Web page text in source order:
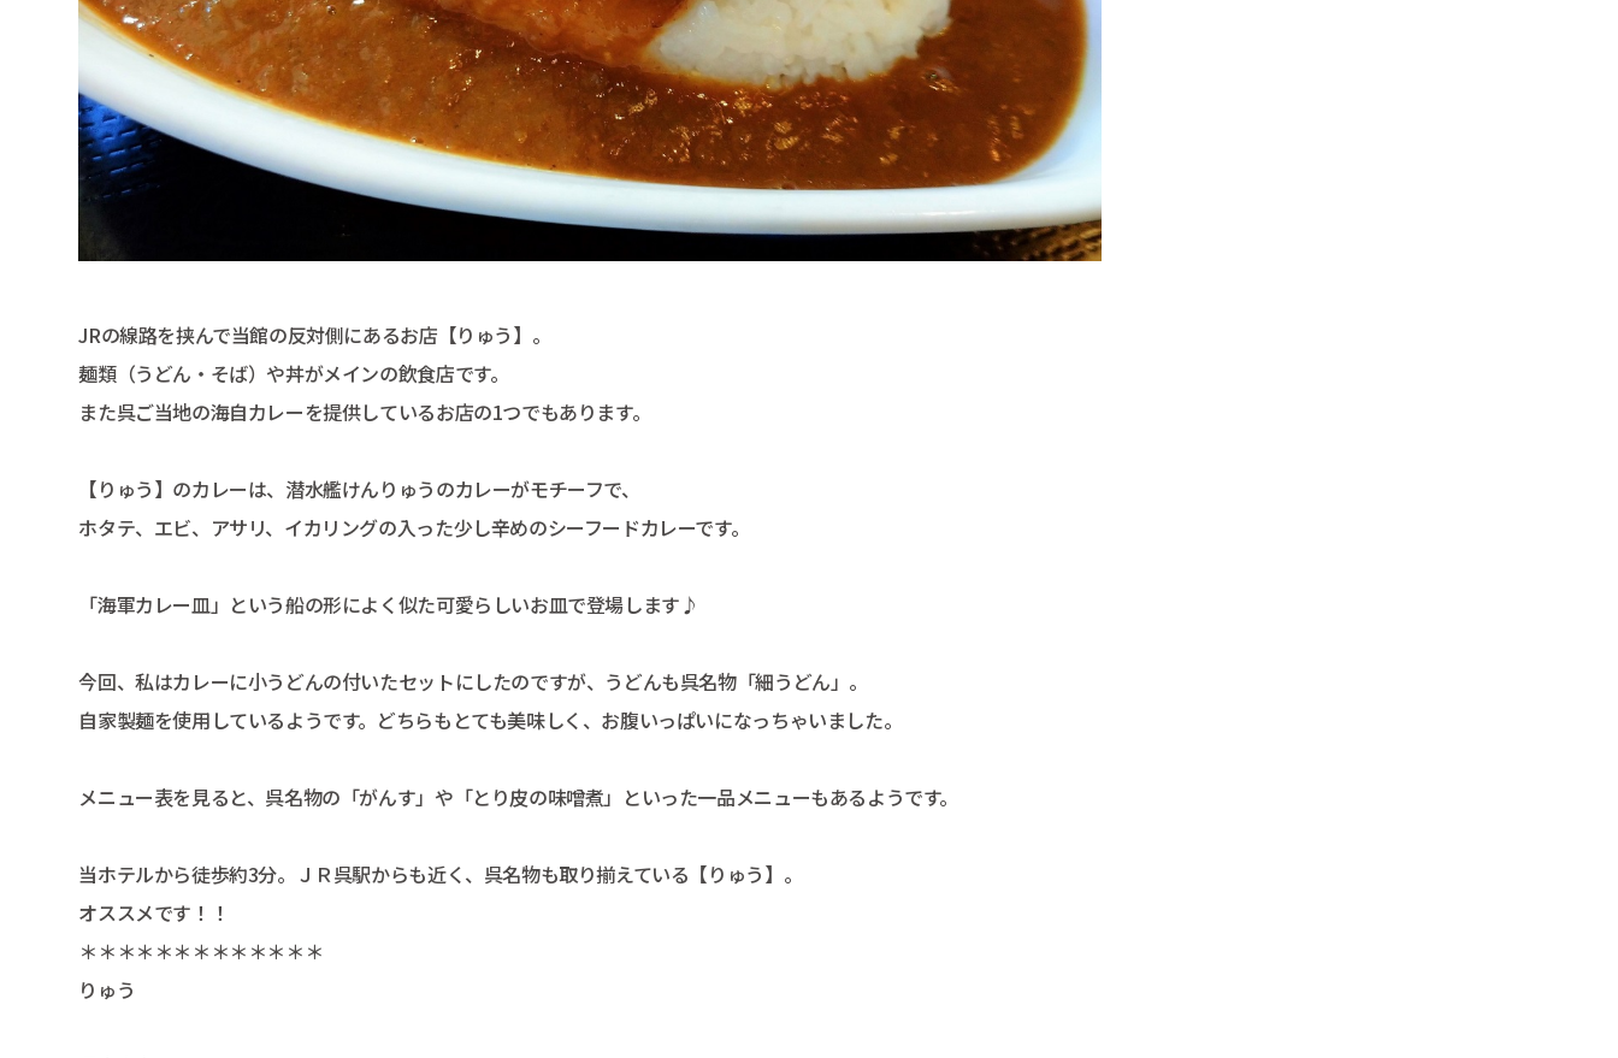
JRの線路を挟んで当館の反対側にあるお店【りゅう】。
麺類（うどん・そば）や丼がメインの飲食店です。
また呉ご当地の海自カレーを提供しているお店の1つでもあります。
【りゅう】のカレーは、潜水艦けんりゅうのカレーがモチーフで、
ホタテ、エビ、アサリ、イカリングの入った少し辛めのシーフードカレーです。
「海軍カレー皿」という船の形によく似た可愛らしいお皿で登場します♪
今回、私はカレーに小うどんの付いたセットにしたのですが、うどんも呉名物「細うどん」。
自家製麺を使用しているようです。どちらもとても美味しく、お腹いっぱいになっちゃいました。
メニュー表を見ると、呉名物の「がんす」や「とり皮の味噌煮」といった一品メニューもあるようです。
当ホテルから徒歩約3分。ＪＲ呉駅からも近く、呉名物も取り揃えている【りゅう】。
オススメです！！
＊＊＊＊＊＊＊＊＊＊＊＊＊
りゅう